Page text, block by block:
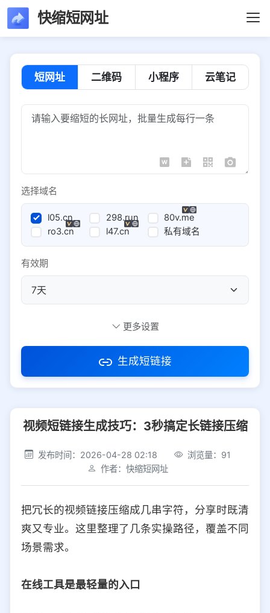
快缩短网址
短网址 二维码 小程序 云笔记
选择域名
l05.cn 298.run
80v.me
ro3.cn
l47.cn 私有域名
有效期
访问密码
社交平台 电商平台
选择防红平台类型，避免链接被拦截
iOS Android PC 其他
选择允许访问的平台类型
更多设置
生成短链接
视频短链接生成技巧：3秒搞定长链接压缩
发布时间：2026-04-28 02:18
浏览量：91
作者：快缩短网址
把冗长的视频链接压缩成几串字符，分享时既清
爽又专业。这里整理了几条实操路径，覆盖不同
场景需求。
在线工具是最轻量的入口